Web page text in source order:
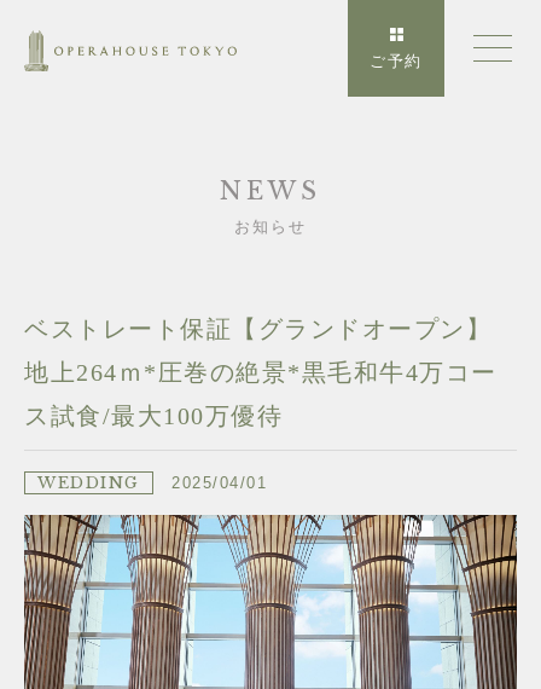
ご予約
NEWS
お知らせ
ベストレート保証【グランドオープン】
地上264ｍ*圧巻の絶景*黒毛和牛4万コー
ス試食/最大100万優待
WEDDING 2025/04/01